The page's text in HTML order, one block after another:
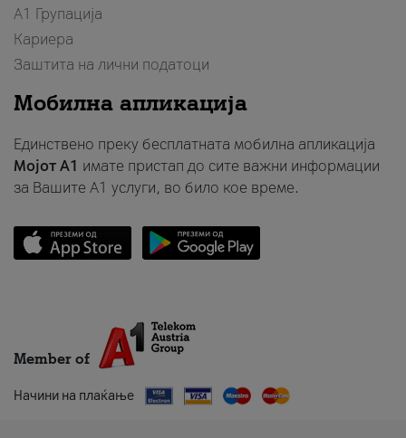
А1 Групација
Кариера
Заштита на лични податоци
Мобилна апликација
Единствено преку бесплатната мобилна апликација
Мојот A1 имате пристап до сите важни информации
за Вашите A1 услуги, во било кое време.
Member of
Начини на плаќање